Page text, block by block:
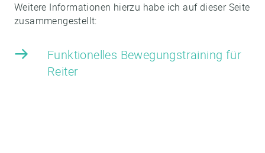
Weitere Informationen hierzu habe ich auf dieser Seite
zusammengestellt:
Funktionelles Bewegungstraining für
Reiter